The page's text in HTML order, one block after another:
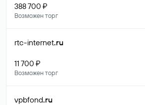
388 700 ₽
Возможен торг
rtc-internet.ru
11 700 ₽
Возможен торг
vpbfond.ru